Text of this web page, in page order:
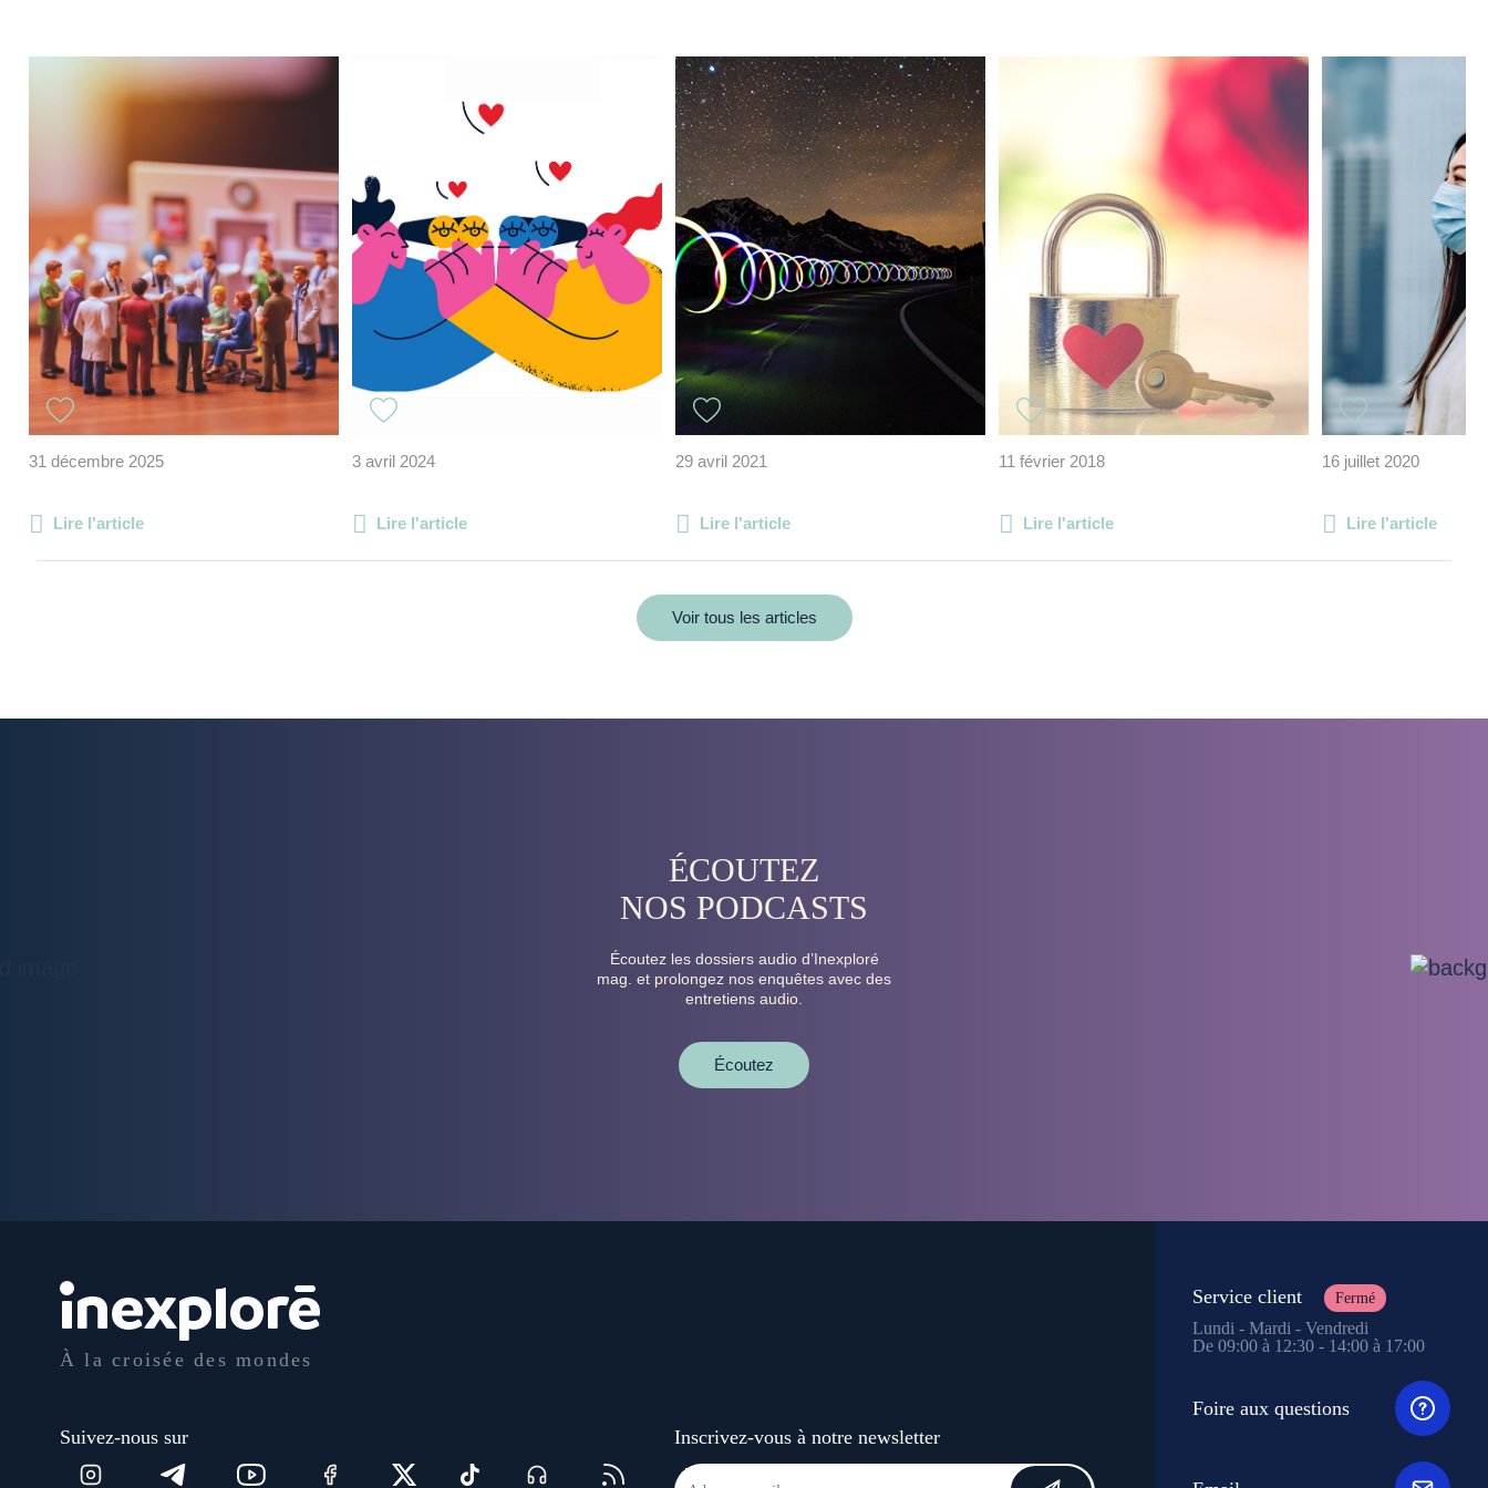
31 décembre 2025
Lire l'article
3 avril 2024
Lire l'article
29 avril 2021
Lire l'article
11 février 2018
Lire l'article
16 juillet 2020
Lire l'article
Voir tous les articles
ÉCOUTEZ
NOS PODCASTS
Écoutez les dossiers audio d’Inexploré
mag. et prolongez nos enquêtes avec des
entretiens audio.
Écoutez
À la croisée des mondes
Suivez-nous sur Inscrivez-vous à notre newsletter
Service client Fermé
Lundi - Mardi - Vendredi
De 09:00 à 12:30 - 14:00 à 17:00
Foire aux questions